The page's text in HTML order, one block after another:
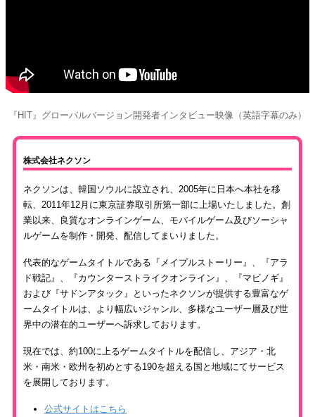
『HIT』グローバルバージョン開発者インタビュー映像（英語字幕のみ）
株式会社ネクソン
ネクソンは、韓国ソウルに設立され、2005年に日本へ本社を移
転、2011年12月に東京証券取引所第一部に上場いたしました。創
業以来、良質なオンラインゲーム、モバイルゲーム及びソーシャ
ルゲームを制作・開発、配信してまいりました。
代表的なゲームタイトルである『メイプルストーリー』、『アラ
ド戦記』、『カウンターストライクオンライン』、『マビノギ』
および『サドンアタック』といったネクソンが提供する豊富なゲ
ームタイトルは、より幅広いジャンル、多様なユーザー層及び世
界中の潜在的ユーザーへ訴求しております。
現在では、約100に上るゲームタイトルを配信し、アジア・北
米・南米・欧州を初めとする190を超える国と地域にてサービス
を展開しております。
公式サイトはこちら